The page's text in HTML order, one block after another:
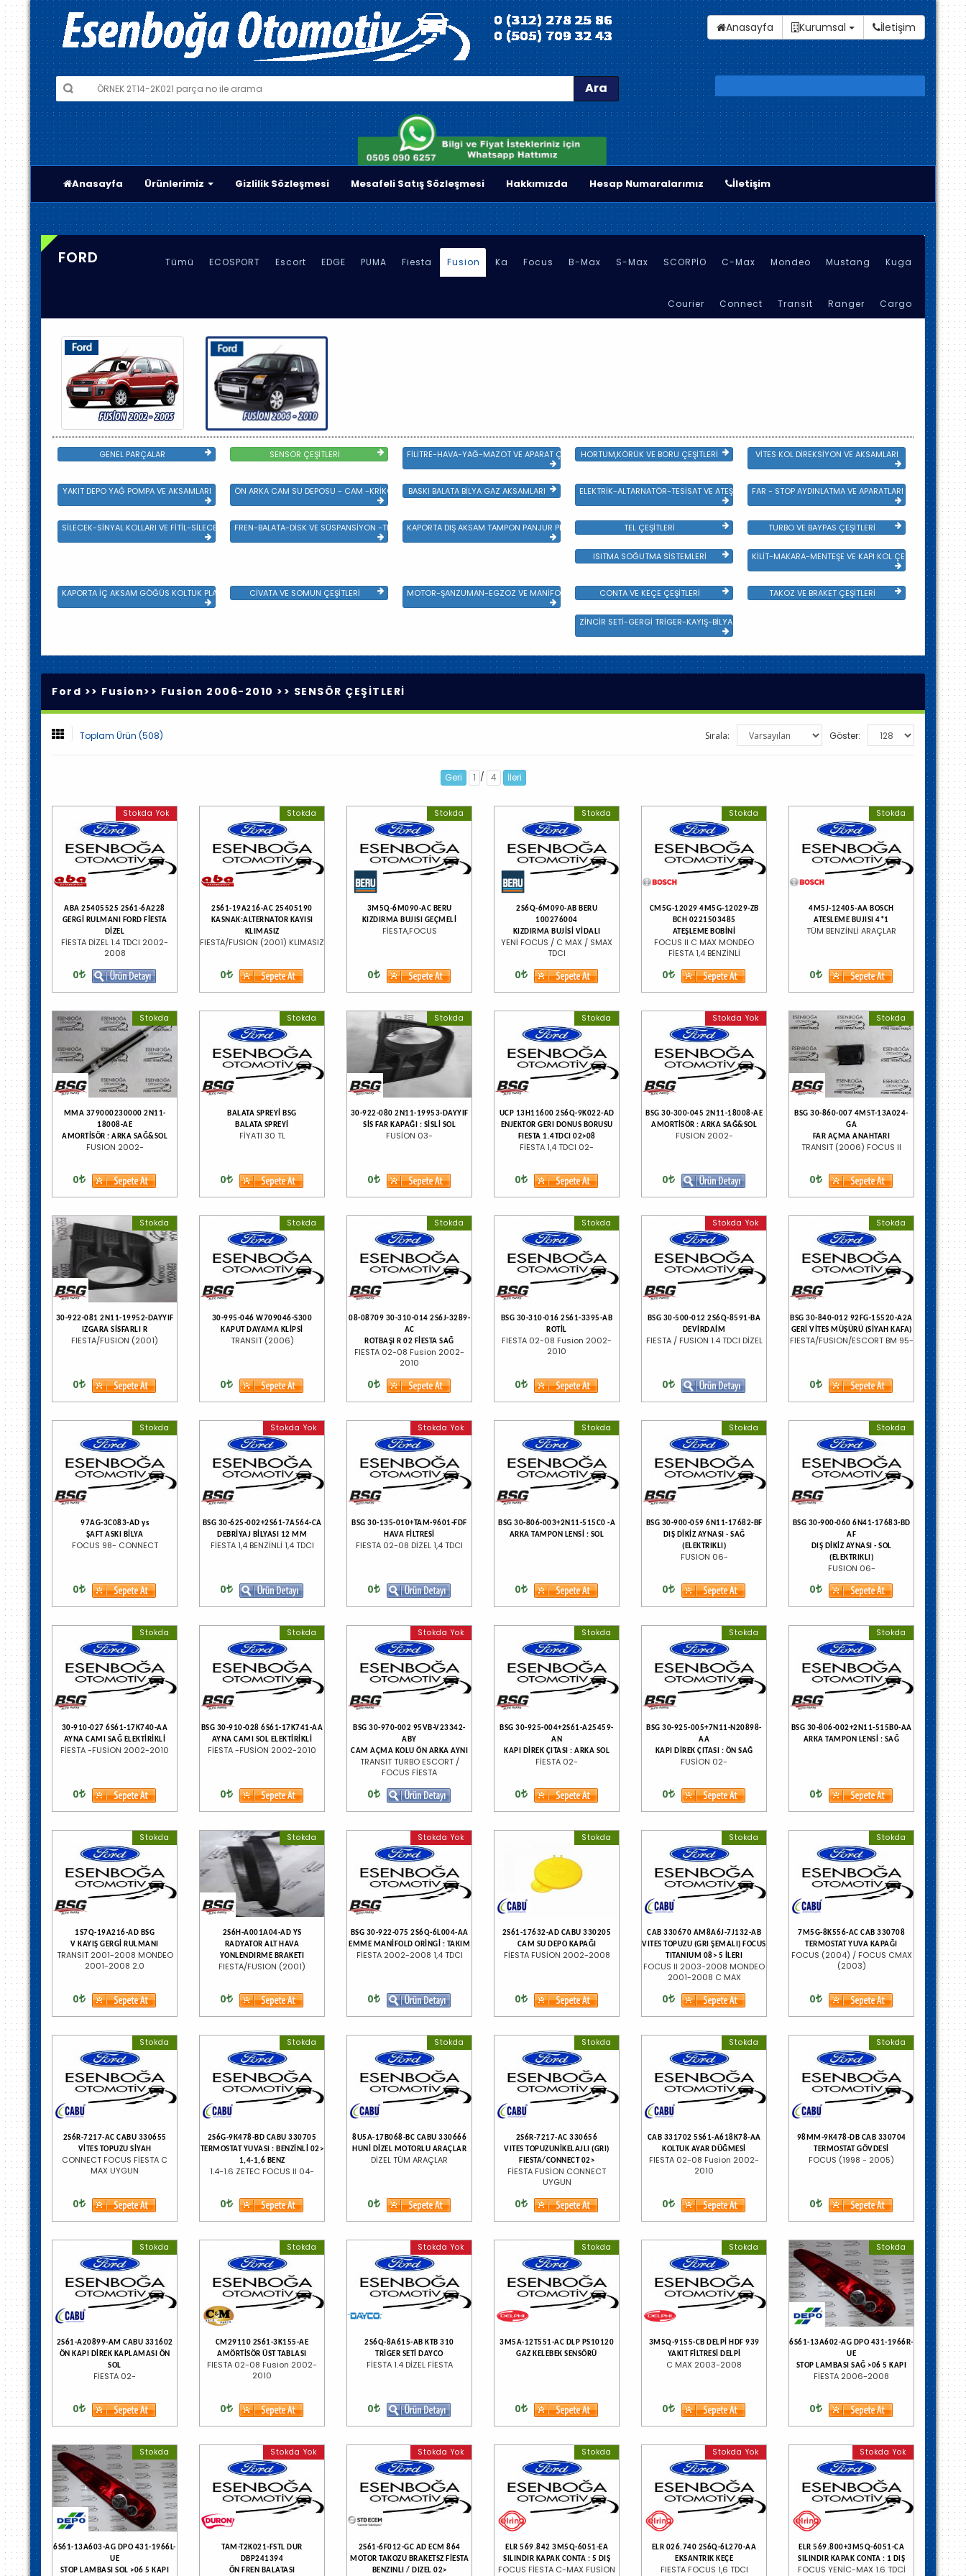
Anasayfa Kurumsal İletişim
Ara
Anasayfa Ürünlerimiz Gizlilik Sözleşmesi Mesafeli Satış Sözleşmesi Hakkımızda Hesap Numaralarımız İletişim
FORD Tümü ECOSPORT Escort EDGE PUMA Fiesta Fusion Ka Focus B-Max S-Max SCORPİO C-Max Mondeo Mustang Kuga
Courier Connect Transit Ranger Cargo
GENEL PARÇALAR SENSÖR ÇEŞİTLERİ FİLİTRE-HAVA-YAĞ-MAZOT VE APARAT ÇEŞİTLERİHORTUM,KÖRÜK VE BORU ÇEŞİTLERİ VİTES KOL DİREKSİYON VE AKSAMLARI
YAKIT DEPO YAĞ POMPA VE AKSAMLARI ÖN ARKA CAM SU DEPOSU - CAM -KRİKO VE AYNA ÇEŞİTLERBASKI BALATA BİLYA GAZ AKSAMLARI ELEKTRİK-ALTARNATÖR-TESİSAT VE ATEŞLEME GRBFAR - STOP AYDINLATMA VE APARATLARI
SİLECEK-SİNYAL KOLLARI VE FİTİL-SİLECEK ÇEŞİTLERİFREN-BALATA-DİSK VE SÜSPANSİYON -TEKER ÖN-ARKA TAKIM VE YÜRÜYEN AKSAMLAR
KAPORTA DIŞ AKSAM TAMPON PANJUR PLASTİK VE SAC AKSAMTEL ÇEŞİTLERİ TURBO VE BAYPAS ÇEŞİTLERİ
ISITMA SOĞUTMA SİSTEMLERİ KİLİT-MAKARA-MENTEŞE VE KAPI KOL ÇEŞİTLERİ
KAPORTA İÇ AKSAM GÖĞÜS KOLTUK PLASTİK VE SAC AKSAMCİVATA VE SOMUN ÇEŞİTLERİ MOTOR-ŞANZUMAN-EGZOZ VE MANİFOLD CONTA VE KEÇE ÇEŞİTLERİ TAKOZ VE BRAKET ÇEŞİTLERİ
ZİNCİR SETİ-GERGİ TRİGER-KAYIŞ-BİLYA VE DEVİRDAİM
Ford >> Fusion>> Fusion 2006-2010 >> SENSÖR ÇEŞİTLERİ
Toplam Ürün (508) Göster:
Sırala:
Geri 1 / 4 İleri
Stokda Yok
ABA 25405525 2S61-6A228
GERGİ RULMANI FORD FİESTA
DİZEL
FİESTA DİZEL 1.4 TDCI 2002-
2008
0
Stokda
2S61-19A216-AC 25405190
KASNAK:ALTERNATOR KAYISI
KLIMASIZ
FIESTA/FUSION (2001) KLIMASIZ
0
Stokda
3M5Q-6M090-AC BERU
KIZDIRMA BUJISI GEÇMELİ
FİESTA,FOCUS
0
Stokda
2S6Q-6M090-AB BERU
100276004
KIZDIRMA BUJİSİ VİDALI
YENİ FOCUS / C MAX / SMAX
TDCI
0
Stokda
CM5G-12029 4M5G-12029-ZB
BCH 0221503485
ATEŞLEME BOBİNİ
FOCUS II C MAX MONDEO
FİESTA 1,4 BENZİNLİ
0
Stokda
4M5J-12405-AA BOSCH
ATESLEME BUJISI 4*1
TÜM BENZİNLİ ARAÇLAR
0
Stokda
MMA 379000230000 2N11-
18008-AE
AMORTİSÖR : ARKA SAĞ&SOL
FUSION 2002-
0
Stokda
BALATA SPREYİ BSG
BALATA SPREYİ
FİYATI 30 TL
0
Stokda
30-922-080 2N11-19953-DAYYIF
SİS FAR KAPAĞI : SİSLİ SOL
FUSİON 03-
0
Stokda
UCP 13H11600 2S6Q-9K022-AD
ENJEKTOR GERI DONUS BORUSU
FIESTA 1.4TDCI 02>08
FİESTA 1,4 TDCI 02-
0
Stokda Yok
BSG 30-300-045 2N11-18008-AE
AMORTİSÖR : ARKA SAĞ&SOL
FUSION 2002-
0
Stokda
BSG 30-860-007 4M5T-13A024-
GA
FAR AÇMA ANAHTARI
TRANSIT (2006) FOCUS II
0
Stokda
30-922-081 2N11-19952-DAYYIF
IZGARA SİSFARLI R
FIESTA/FUSION (2001)
0
Stokda
30-995-046 W709046-S300
KAPUT DAYAMA KLİPSİ
TRANSIT (2006)
0
Stokda
08-08709 30-310-014 2S6J-3289-
AC
ROTBAŞI R 02 FİESTA SAĞ
FIESTA 02-08 Fusion 2002-
2010
0
Stokda
BSG 30-310-016 2S61-3395-AB
ROTİL
FIESTA 02-08 Fusion 2002-
2010
0
Stokda Yok
BSG 30-500-012 2S6Q-8591-BA
DEVİRDAİM
FIESTA / FUSION 1.4 TDCI DİZEL
0
Stokda
BSG 30-840-012 92FG-15520-A2A
GERİ VİTES MÜŞÜRÜ (SİYAH KAFA)
FIESTA/FUSION/ESCORT BM 95-
0
Stokda
97AG-3C083-AD ys
ŞAFT ASKI BİLYA
FOCUS 98- CONNECT
0
Stokda Yok
BSG 30-625-002+2S61-7A564-CA
DEBRİYAJ BİLYASI 12 MM
FİESTA 1,4 BENZİNLİ 1,4 TDCI
0
Stokda Yok
BSG 30-135-010+TAM-9601-FDF
HAVA FİLTRESİ
FIESTA 02-08 DİZEL 1,4 TDCI
0
Stokda
BSG 30-806-003+2N11-515C0 -A
ARKA TAMPON LENSİ : SOL
0
Stokda
BSG 30-900-059 6N11-17682-BF
DIŞ DİKİZ AYNASI - SAĞ
(ELEKTRIKLI)
FUSION 06-
0
Stokda
BSG 30-900-060 6N41-17683-BD
AF
DIŞ DİKİZ AYNASI - SOL
(ELEKTRIKLI)
FUSION 06-
0
Stokda
30-910-027 6S61-17K740-AA
AYNA CAMI SAĞ ELEKTİRİKLİ
FİESTA -FUSİON 2002-2010
0
Stokda
BSG 30-910-028 6S61-17K741-AA
AYNA CAMI SOL ELEKTİRİKLİ
FİESTA -FUSİON 2002-2010
0
Stokda Yok
BSG 30-970-002 95VB-V23342-
ABY
CAM AÇMA KOLU ÖN ARKA AYNI
TRANSIT TURBO ESCORT /
FOCUS FİESTA
0
Stokda
BSG 30-925-004+2S61-A25459-
AN
KAPI DİREK ÇITASI : ARKA SOL
FİESTA 02-
0
Stokda
BSG 30-925-005+7N11-N20898-
AA
KAPI DİREK ÇITASI : ÖN SAĞ
FUSİON 02-
0
Stokda
BSG 30-806-002+2N11-515B0-AA
ARKA TAMPON LENSİ : SAĞ
0
Stokda
1S7Q-19A216-AD BSG
V KAYIŞ GERGİ RULMANI
TRANSIT 2001-2008 MONDEO
2001-2008 2.0
0
Stokda
2S6H-A001A04-AD YS
RADYATOR ALT HAVA
YONLENDIRME BRAKETI
FIESTA/FUSION (2001)
0
Stokda Yok
BSG 30-922-075 2S6Q-6L004-AA
EMME MANİFOLD ORİNGİ : TAKIM
FİESTA 2002-2008 1,4 TDCI
0
Stokda
2S61-17632-AD CABU 330205
CAM SU DEPO KAPAĞI
FİESTA FUSİON 2002-2008
0
Stokda
CAB 330670 AM8A6J-7J132-AB
VITES TOPUZU (GRI ŞEMALI) FOCUS
TITANIUM 08> 5 İLERI
FOCUS II 2003-2008 MONDEO
2001-2008 C MAX
0
Stokda
7M5G-8K556-AC CAB 330708
TERMOSTAT YUVA KAPAĞI
FOCUS (2004) / FOCUS CMAX
(2003)
0
Stokda
2S6R-7217-AC CABU 330655
VİTES TOPUZU SİYAH
CONNECT FOCUS FİESTA C
MAX UYGUN
0
Stokda
2S6G-9K478-BD CABU 330705
TERMOSTAT YUVASI : BENZİNLİ 02>
1,4-1,6 BENZ
1.4-1.6 ZETEC FOCUS II 04-
0
Stokda
8U5A-17B068-BC CABU 330666
HUNİ DİZEL MOTORLU ARAÇLAR
DİZEL TÜM ARAÇLAR
0
Stokda
2S6R-7217-AC 330656
VITES TOPUZUNİKELAJLI (GRI)
FIESTA/CONNECT 02>
FİESTA FUSİON CONNECT
UYGUN
0
Stokda
CAB 331702 5S61-A618K78-AA
KOLTUK AYAR DÜĞMESİ
FIESTA 02-08 Fusion 2002-
2010
0
Stokda
98MM-9K478-DB CAB 330704
TERMOSTAT GÖVDESİ
FOCUS (1998 - 2005)
0
Stokda
2S61-A20899-AM CABU 331602
ÖN KAPI DİREK KAPLAMASI ÖN
SOL
FİESTA 02-
0
Stokda
CM29110 2S61-3K155-AE
AMÖRTİSÖR ÜST TABLASI
FIESTA 02-08 Fusion 2002-
2010
0
Stokda Yok
2S6Q-8A615-AB KTB 310
TRİGER SETİ DAYCO
FİESTA 1.4 DİZEL FİESTA
0
Stokda
3M5A-12T551-AC DLP PS10120
GAZ KELEBEK SENSÖRÜ
0
Stokda
3M5Q-9155-CB DELPİ HDF 939
YAKIT FİLTRESİ DELPİ
C MAX 2003-2008
0
Stokda
6S61-13A602-AG DPO 431-1966R-
UE
STOP LAMBASI SAĞ >06 5 KAPI
FİESTA 2006-2008
0
Stokda
6S61-13A603-AG DPO 431-1966L-
UE
STOP LAMBASI SOL >06 5 KAPI
Stokda Yok
TAM-T2K021-FSTL DUR
DBP241394
ÖN FREN BALATASI
Stokda Yok
2S61-6F012-GC AD ECM 864
MOTOR TAKOZU BRAKETSZ FİESTA
BENZINLI / DIZEL 02>
Stokda
ELR 569.842 3M5Q-6051-EA
SILINDIR KAPAK CONTA : 5 DIŞ
FOCUS FİESTA C-MAX FUSİON
Stokda Yok
ELR 026.740 2S6Q-6L270-AA
EKSANTRIK KEÇE
FIESTA FOCUS 1,6 TDCI
Stokda Yok
ELR 569.800+3M5Q-6051-CA
SILINDIR KAPAK CONTA : 1 DIŞ
FOCUS YENİC-MAX 1.6 TDCİ